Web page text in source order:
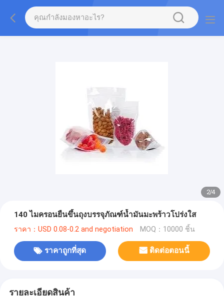
2/4
140 ไมครอนยืนขึ้นถุงบรรจุภัณฑ์น้ำมันมะพร้าวโปร่งใส
ราคา：USD 0.08-0.2 and negotiation MOQ：10000 ชิ้น
ราคาถูกที่สุด ติดต่อตอนนี้
รายละเอียดสินค้า